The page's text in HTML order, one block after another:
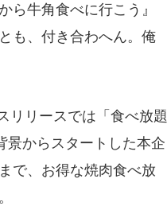
ら牛角食べに行こう』
も、付き合わへん。俺
リリースでは「食べ放題
景からスタートした本企
で、お得な焼肉食べ放